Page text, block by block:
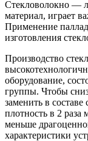
Стекловолокно —
материал, играет
Применение
изготовления
Производство
оборудование,
группы. Чтобы
заменить в
плотность в 2 раза
меньше
характеристики